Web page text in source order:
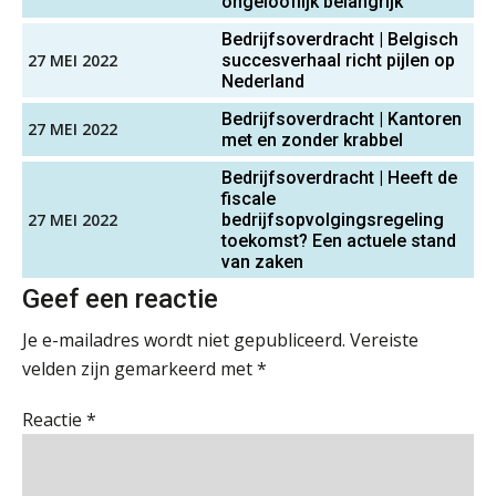
27 MEI 2022
Bedrijfsoverdracht | Belgisch
succesverhaal richt pijlen op
Nederland
27 MEI 2022
Bedrijfsoverdracht | Kantoren
met en zonder krabbel
27 MEI 2022
Bedrijfsoverdracht | Heeft de
fiscale
bedrijfsopvolgingsregeling
toekomst? Een actuele stand
van zaken
Geef een reactie
Je e-mailadres wordt niet gepubliceerd. Vereiste
velden zijn gemarkeerd met*
Reactie *
augustus geregeld hebben
Waarom SharePoint en Copilot je de
inzichten op klantdossiers schuldig
blijven
“Waarom CRM in de accountancy
vaak meer ruis dan overzicht brengt”
ICT & AI | “Accountancywerk
verandert sneller dan de meeste
kantoren beseffen”
De cijfers kloppen. Maar klopt de
cultuur ook?
De mensen achter de loonstrook: in
gesprek met Susan Hendriks
SB
Assistent accountant Agri & Food – Groningen
aaff
Accountant Agri & Food – Roosendaal
aaff
Zelfstandig Assistent Accountant
Samenstelpraktijk
PIA Group
Corporate Finance Advisor